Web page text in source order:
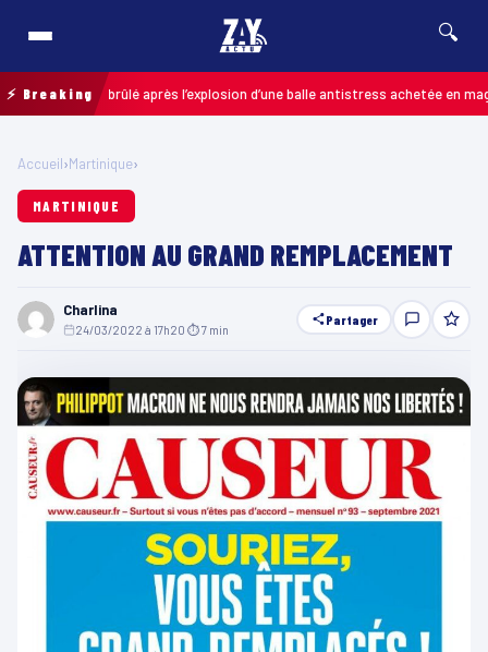
🔍
⚡ Breaking
après l’explosion d’une balle antistress achetée en magasin
Accueil›Martinique›
MARTINIQUE
ATTENTION AU GRAND REMPLACEMENT
Charlina
24/03/2022 à 17h20 ⏱ 7 min
Partager